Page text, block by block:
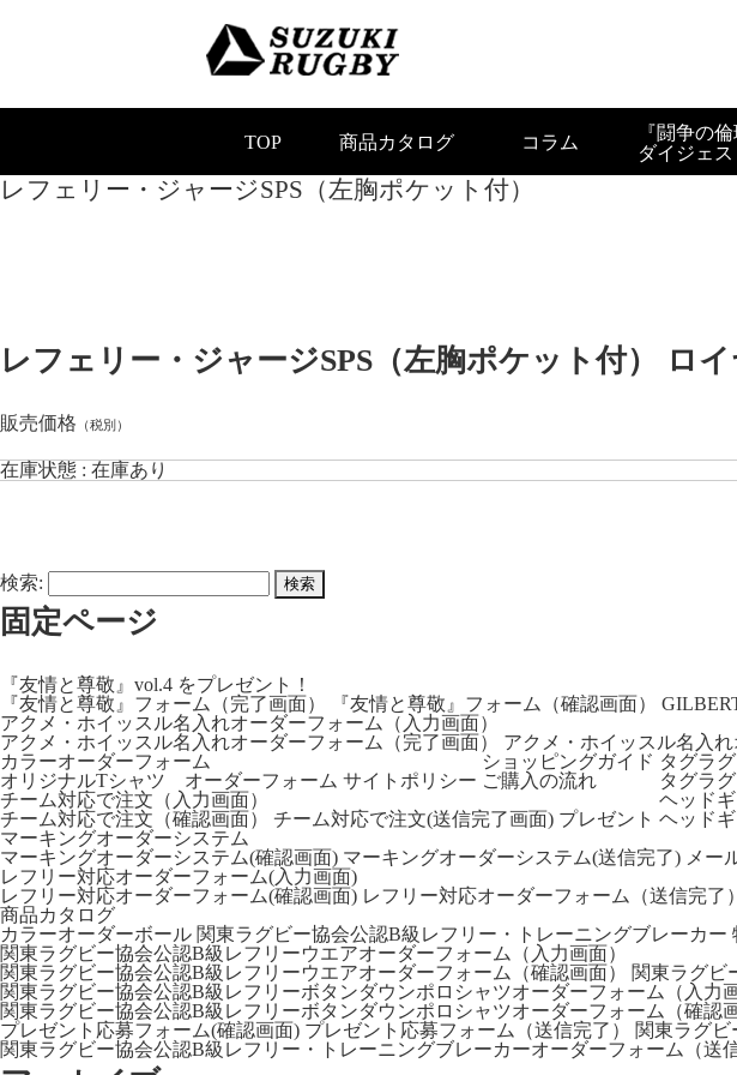
TOP 商品カタログ
ル
ル
カップ
クション
トボール
ボール・コレクション
コレクション
ル
ル
ール
ット・ジャージ
ジ
ージ
ャージ
ンナー
コラム
『闘争の倫
ダイジェス
レフェリー・ジャージSPS（左胸ポケット付）
レフェリー・ジャージSPS（左胸ポケット付） ロ
販売価格 （税別）
在庫状態 : 在庫あり
検索:
固定ページ
『友情と尊敬』vol.4 をプレゼント！
『友情と尊敬』フォーム（完了画面）
『友情と尊敬』フォーム（確認画面）
アクメ・ホイッスル名入れオーダーフォーム（入力画面）
アクメ・ホイッスル名入れオーダーフォーム（完了画面）
アクメ・ホイッスル名入
カラーオーダーフォーム
オリジナルTシャツ オーダーフォーム サイトポリシー
ショッピングガイド
ご購入の流れ
タグラ
タグラ
チーム対応で注文（入力画面）
チーム対応で注文（確認画面）
チーム対応で注文(送信完了画面) プレゼント
ヘッド
ヘッド
マーキングオーダーシステム
マーキングオーダーシステム(確認画面) マーキングオーダーシステム(送信完了) メー
レフリー対応オーダーフォーム(入力画面)
レフリー対応オーダーフォーム(確認画面) レフリー対応オーダーフォーム（送信完了）
商品カタログ
カラーオーダーボール 関東ラグビー協会公認B級レフリー・トレーニングブレーカー
関東ラグビー協会公認B級レフリーウエアオーダーフォーム（入力画面）
関東ラグビー協会公認B級レフリーウエアオーダーフォーム（確認画面）
関東ラグビ
関東ラグビー協会公認B級レフリーボタンダウンポロシャツオーダーフォーム（入力画
関東ラグビー協会公認B級レフリーボタンダウンポロシャツオーダーフォーム（確認画
プレゼント応募フォーム(確認画面) プレゼント応募フォーム（送信完了）
関東ラグビ
関東ラグビー協会公認B級レフリー・トレーニングブレーカーオーダーフォーム（送信